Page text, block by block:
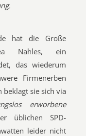
hat die Große
Nahles, ein
das wiederum
Firmenerben
sie sich via
erworbene
üblichen SPD-
leider nicht